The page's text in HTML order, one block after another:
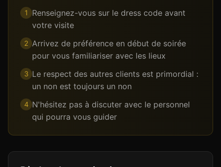
1
Renseignez-vous sur le dress code avant
votre visite
2 Arrivez de préférence en début de soirée
pour vous familiariser avec les lieux
3 Le respect des autres clients est primordial :
un non est toujours un non
4 N'hésitez pas à discuter avec le personnel
qui pourra vous guider